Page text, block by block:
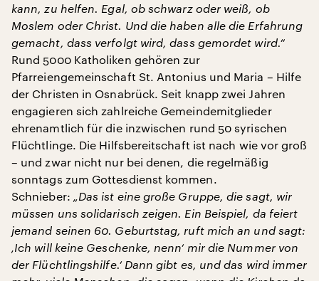
kann, zu helfen. Egal, ob schwarz oder weiß, ob
Moslem oder Christ. Und die haben alle die Erfahrung
gemacht, dass verfolgt wird, dass gemordet wird.“
Rund 5000 Katholiken gehören zur
Pfarreiengemeinschaft St. Antonius und Maria – Hilfe
der Christen in Osnabrück. Seit knapp zwei Jahren
engagieren sich zahlreiche Gemeindemitglieder
ehrenamtlich für die inzwischen rund 50 syrischen
Flüchtlinge. Die Hilfsbereitschaft ist nach wie vor groß
– und zwar nicht nur bei denen, die regelmäßig
sonntags zum Gottesdienst kommen.
Schnieber: „Das ist eine große Gruppe, die sagt, wir
müssen uns solidarisch zeigen. Ein Beispiel, da feiert
jemand seinen 60. Geburtstag, ruft mich an und sagt:
‚Ich will keine Geschenke, nenn‘ mir die Nummer von
der Flüchtlingshilfe.‘ Dann gibt es, und das wird immer